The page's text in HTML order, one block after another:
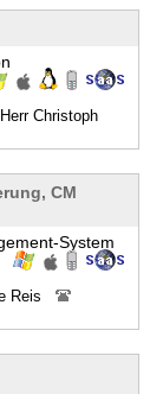
Herr Christoph
CM
System
Reis